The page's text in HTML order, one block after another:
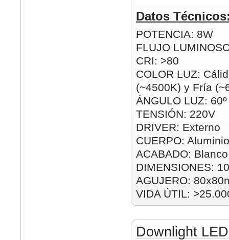
Datos
POTENCIA: 8W
FLUJO
CRI: >80
COLOR LUZ:
(~4500K) y Fría
ÁNGULO LUZ: 60º
TENSIÓN: 220V
DRIVER: Externo
CUERPO: Aluminio
ACABADO:
DIMENSIONES:
AGUJERO:
VIDA ÚTIL:
Downlight